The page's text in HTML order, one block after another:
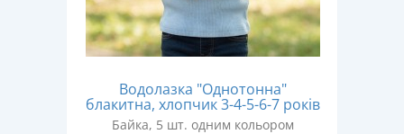
Водолазка "Однотонна"
блакитна, хлопчик 3-4-5-6-7 років
Байка, 5 шт. одним кольором